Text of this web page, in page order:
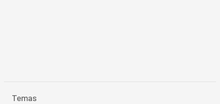
Temas